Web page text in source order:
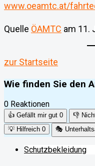
www.oeamtc.at/
Quelle ÖAMTC am 11.
zur Startseite
Wie finden Sie den
0 Reaktionen
👍 Gefällt mir gut 0 👎
💡 Hilfreich 0 🎭
Schutzbekleidung